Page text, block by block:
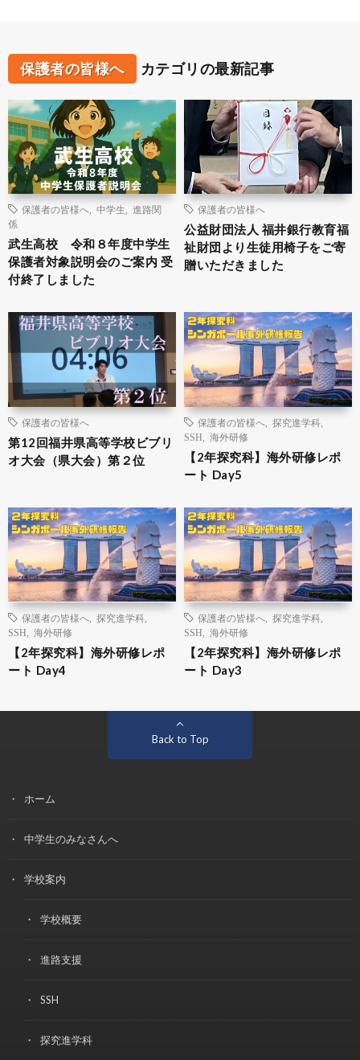
保護者の皆様へ カテゴリの最新記事
保護者の皆様へ 中学生
進路関
係
武生高校 令和８年度中学生
保護者対象説明会のご案内 受
付終了しました
保護者の皆様へ
公益財団法人 福井銀行教育福
祉財団より生徒用椅子をご寄
贈いただきました
保護者の皆様へ
第12回福井県高等学校ビブリ
オ大会（県大会）第２位
保護者の皆様へ 探究進学科
SSH
海外研修
【2年探究科】海外研修レポ
ート Day5
保護者の皆様へ 探究進学科
SSH
海外研修
【2年探究科】海外研修レポ
ート Day4
保護者の皆様へ 探究進学科
SSH
海外研修
【2年探究科】海外研修レポ
ート Day3
Back to Top
ホーム
中学生のみなさんへ
学校案内
学校概要
進路支援
SSH
探究進学科